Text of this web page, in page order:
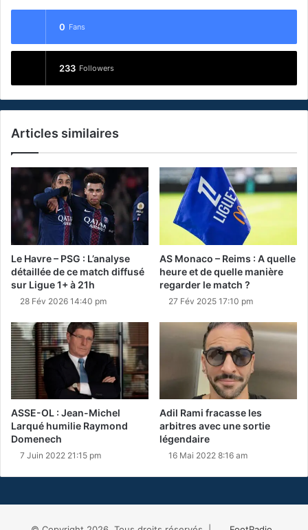
0 Fans
233 Followers
Articles similaires
Le Havre – PSG : L’analyse
détaillée de ce match diffusé
sur Ligue 1+ à 21h
28 Fév 2026 14:40 pm
AS Monaco – Reims : A quelle
heure et de quelle manière
regarder le match ?
27 Fév 2025 17:10 pm
ASSE-OL : Jean-Michel
Larqué humilie Raymond
Domenech
7 Juin 2022 21:15 pm
Adil Rami fracasse les
arbitres avec une sortie
légendaire
16 Mai 2022 8:16 am